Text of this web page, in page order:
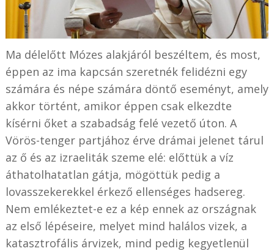
Ma délelőtt Mózes alakjáról beszéltem, és most,
éppen az ima kapcsán szeretnék felidézni egy
számára és népe számára döntő eseményt, amely
akkor történt, amikor éppen csak elkezdte
kísérni őket a szabadság felé vezető úton. A
Vörös-tenger partjához érve drámai jelenet tárul
az ő és az izraeliták szeme elé: előttük a víz
áthatolhatatlan gátja, mögöttük pedig a
lovasszekerekkel érkező ellenséges hadsereg.
Nem emlékeztet-e ez a kép ennek az országnak
az első lépéseire, melyet mind halálos vizek, a
katasztrofális árvizek, mind pedig kegyetlenül